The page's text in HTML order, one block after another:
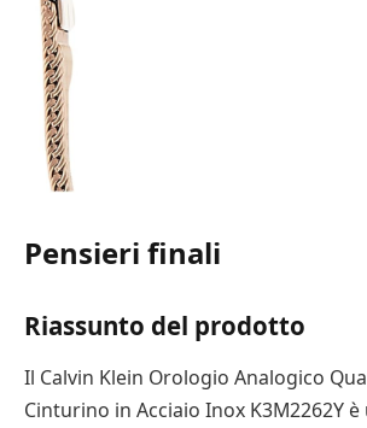
Pensieri finali
Riassunto del prodotto
Il Calvin Klein Orologio Analogico
Cinturino in Acciaio Inox K3M2262Y